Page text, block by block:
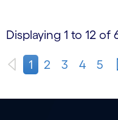
Displaying 1 to 12 of
1 2 3 4 5